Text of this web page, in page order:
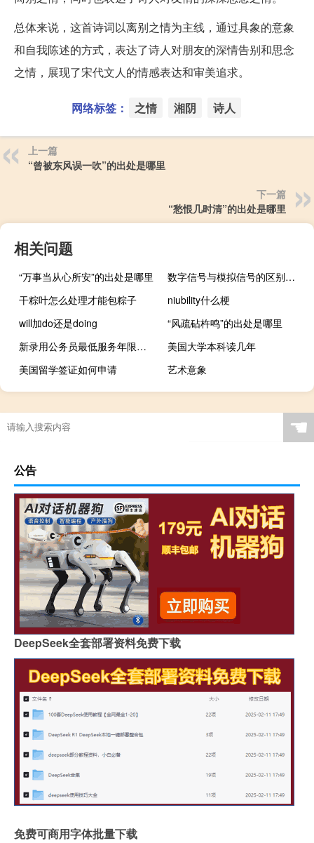
总体来说，这首诗词以离别之情为主线，通过具象的意象
和自我陈述的方式，表达了诗人对朋友的深情告别和思念
之情，展现了宋代文人的情感表达和审美追求。
网络标签： 之情 湘阴 诗人
上一篇
“曾被东风误一吹”的出处是哪里
下一篇
“愁恨几时清”的出处是哪里
相关问题
“万事当从心所安”的出处是哪里
数字信号与模拟信号的区别是什么
干粽叶怎么处理才能包粽子
niubility什么梗
will加do还是doing
“风疏砧杵鸣”的出处是哪里
新录用公务员最低服务年限规定
美国大学本科读几年
美国留学签证如何申请
艺术意象
☚
公告
DeepSeek全套部署资料免费下载
免费可商用字体批量下载